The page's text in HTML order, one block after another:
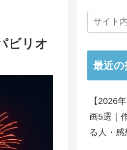
ビリオ
最近の
【2026
画5選｜
る人・